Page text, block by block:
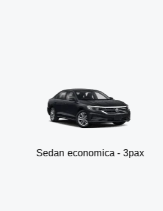
economica - 3pax